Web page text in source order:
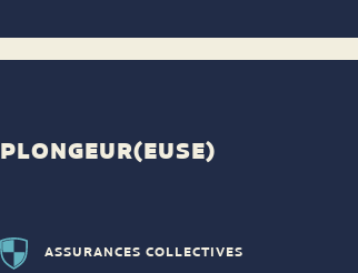
PLONGEUR(EUSE)
ASSURANCES COLLECTIVES